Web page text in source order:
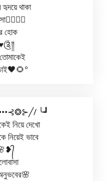
থাকা
হোক
╰┛
নিয়ে দেখো
নিয়েই ভাবে